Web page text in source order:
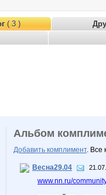
( 3 )
Альбом
Добавить комплимент. Все
Весна29.04
www.nn.ru/